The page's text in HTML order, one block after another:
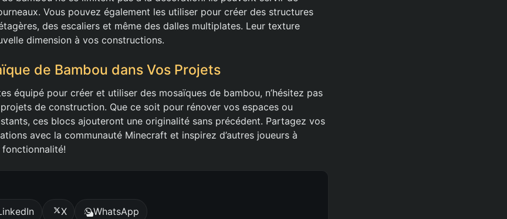
Vous pouvez également les utiliser pour créer des structures
des escaliers et même des dalles multiplates. Leur texture
dimension à vos constructions.
de Bambou dans Vos Projets
équipé pour créer et utiliser des mosaïques de bambou, n’hésitez pas
de construction. Que ce soit pour rénover vos espaces ou
ces blocs ajouteront une originalité sans précédent. Partagez vos
avec la communauté Minecraft et inspirez d’autres joueurs à
X WhatsApp